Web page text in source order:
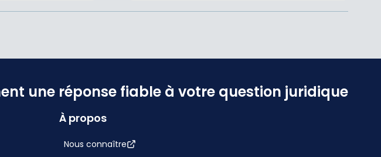
une réponse fiable à votre question juridique
À propos
Nous connaître